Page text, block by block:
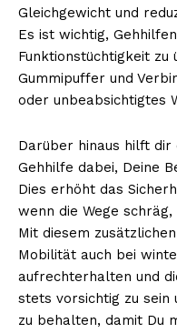
Inhalte
Gleichgewicht und
Es ist wichtig,
Funktionstüchtigkeit
Gummipuffer und
oder unbeabsichtigtes
Darüber hinaus hilft
Gehhilfe dabei, Deine
Dies erhöht das
wenn die Wege
Mit diesem
Mobilität auch bei
aufrechterhalten und
stets vorsichtig zu sein
zu behalten, damit Du